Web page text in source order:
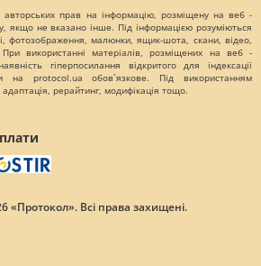
авторських прав на інформацію, розміщену на веб -
якщо не вказано інше. Під інформацією розуміються
фотозображення, малюнки, ящик-шота, скани, відео,
використанні матеріалів, розміщених на веб -
гіперпосилання відкритого для індексації
на protocol.ua обов`язкове. Під використанням
рерайтинг, модифікація тощо.
«Протокол». Всі права захищені.